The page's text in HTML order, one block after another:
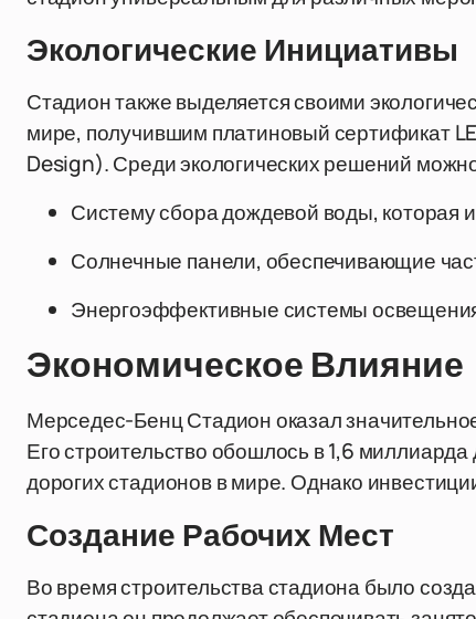
Экологические Инициативы
Стадион также выделяется своими
мире, получившим платиновый сертификат
Design). Среди экологических решений
Систему сбора дождевой воды, которая
Солнечные панели, обеспечивающие
Энергоэффективные системы
Экономическое Влияние
Мерседес-Бенц Стадион оказал
Его строительство обошлось в 1,6
дорогих стадионов в мире. Однако
Создание Рабочих Мест
Во время строительства стадиона было